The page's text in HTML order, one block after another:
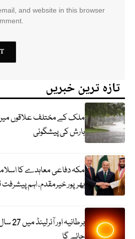
and website in this browser
تازہ ترین خبریں
ملک کے مختلف علاقوں
بارش کی پیشگوئی
مکہ دفاعی معاہدے کا
بھرپور خیرمقدم، اہم پیشرفت